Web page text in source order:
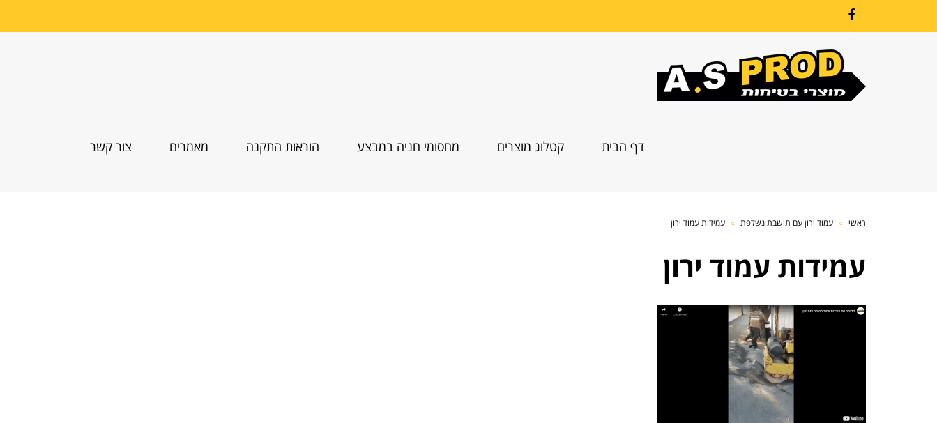
דף הבית קטלוג מוצרים מחסומי חניה במבצע הוראות התקנה מאמרים צור קשר
ראשי » עמוד ירון עם תושבת נשלפת » עמידות עמוד ירון
עמידות עמוד ירון